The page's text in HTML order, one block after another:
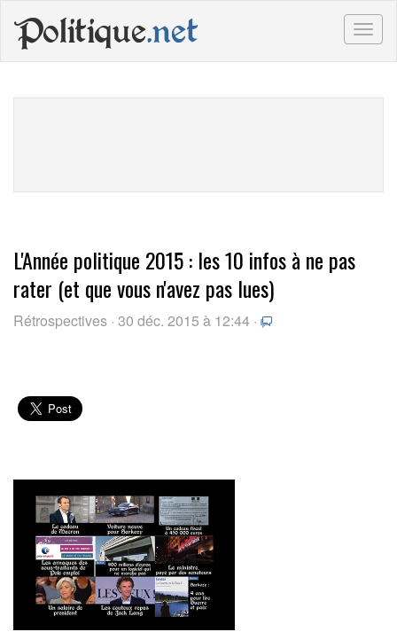
Politique.net
L'Année politique 2015 : les 10 infos à ne pas
rater (et que vous n'avez pas lues)
Rétrospectives · 30 déc. 2015 à 12:44 ·